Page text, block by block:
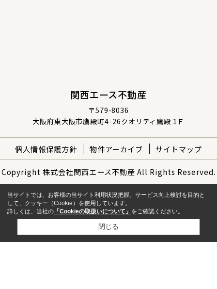
関西エース不動産
〒579-8036
大阪府東大阪市鷹殿町4-26クオリティ鷹殿 1Ｆ
個人情報保護方針 物件アーカイブ サイトマップ
Copyright 株式会社関西エース不動産 All Rights Reserved.
当サイトでは、お客様の当サイト利用状況把握、サービス向上検討を目的と
して、クッキー（Cookie）を使用しています。
詳しくは、当社の 「Cookieの取扱いについて」 をご確認ください。
閉じる